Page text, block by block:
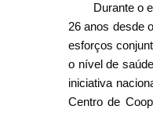
Durante o
26 anos desde
esforços
o nível de
iniciativa
Centro de